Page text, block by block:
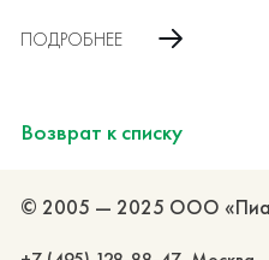
ПОДРОБНЕЕ
Возврат к списку
© 2005 — 2025 ООО